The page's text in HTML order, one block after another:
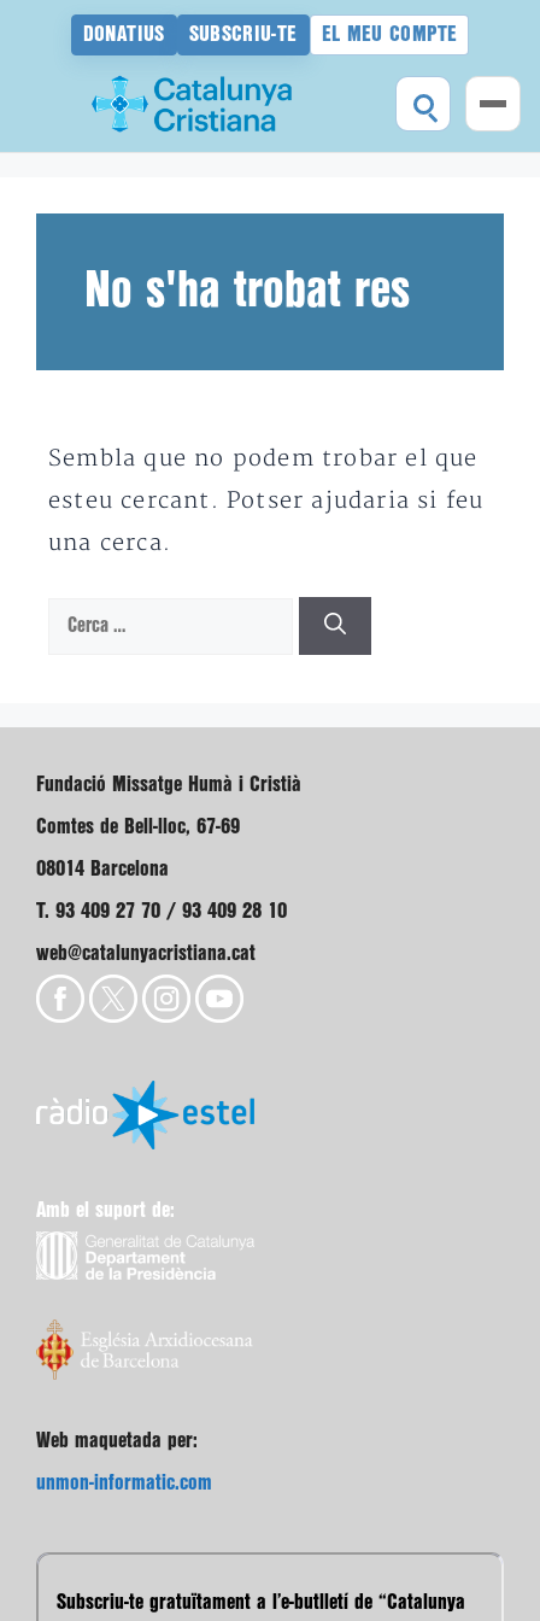
DONATIUS SUBSCRIU-TE EL MEU COMPTE
No s'ha trobat res
Sembla que no podem trobar el que
esteu cercant. Potser ajudaria si feu
una cerca.
Cerca:
Fundació Missatge Humà i Cristià
Comtes de Bell-lloc, 67-69
08014 Barcelona
T. 93 409 27 70 / 93 409 28 10
web@catalunyacristiana.cat
Amb el suport de:
Web maquetada per:
unmon-informatic.com
Subscriu-te gratuïtament a l’e-butlletí de “Catalunya